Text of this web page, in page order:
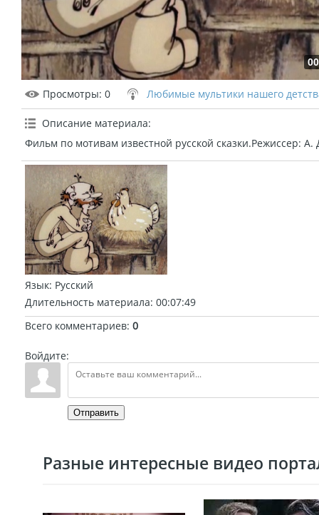
Просмотры: 0 Любимые мультики нашего
Описание материала:
Фильм по мотивам известной русской сказки.Режиссер: А.
Язык: Русский
Длительность материала: 00:07:49
Всего комментариев: 0
Войдите:
Отправить
Разные интересные видео